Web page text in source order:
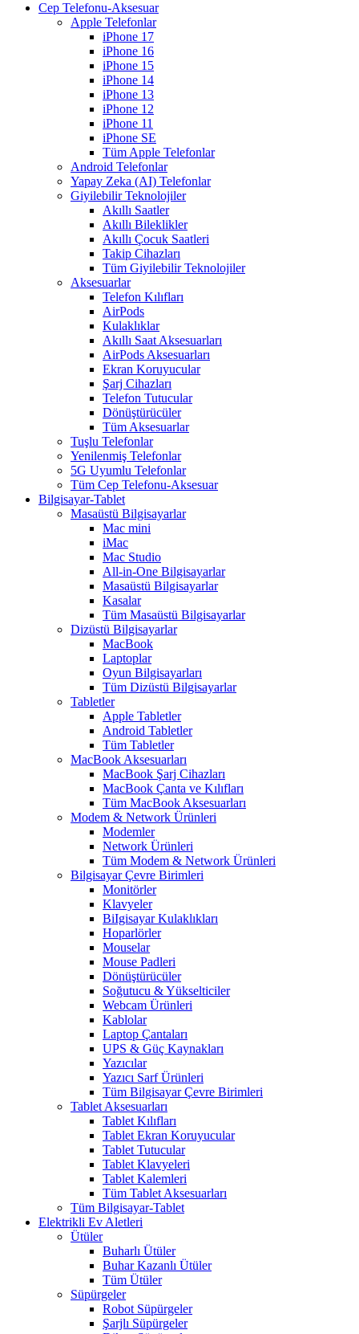
Cep Telefonu-Aksesuar
Apple Telefonlar
iPhone 17
iPhone 16
iPhone 15
iPhone 14
iPhone 13
iPhone 12
iPhone 11
iPhone SE
Tüm Apple Telefonlar
Android Telefonlar
Yapay Zeka (AI) Telefonlar
Giyilebilir Teknolojiler
Akıllı Saatler
Akıllı Bileklikler
Akıllı Çocuk Saatleri
Takip Cihazları
Tüm Giyilebilir Teknolojiler
Aksesuarlar
Telefon Kılıfları
AirPods
Kulaklıklar
Akıllı Saat Aksesuarları
AirPods Aksesuarları
Ekran Koruyucular
Şarj Cihazları
Telefon Tutucular
Dönüştürücüler
Tüm Aksesuarlar
Tuşlu Telefonlar
Yenilenmiş Telefonlar
5G Uyumlu Telefonlar
Tüm Cep Telefonu-Aksesuar
Bilgisayar-Tablet
Masaüstü Bilgisayarlar
Mac mini
iMac
Mac Studio
All-in-One Bilgisayarlar
Masaüstü Bilgisayarlar
Kasalar
Tüm Masaüstü Bilgisayarlar
Dizüstü Bilgisayarlar
MacBook
Laptoplar
Oyun Bilgisayarları
Tüm Dizüstü Bilgisayarlar
Tabletler
Apple Tabletler
Android Tabletler
Tüm Tabletler
MacBook Aksesuarları
MacBook Şarj Cihazları
MacBook Çanta ve Kılıfları
Tüm MacBook Aksesuarları
Modem & Network Ürünleri
Modemler
Network Ürünleri
Tüm Modem & Network Ürünleri
Bilgisayar Çevre Birimleri
Monitörler
Klavyeler
BiIgisayar Kulaklıkları
Hoparlörler
Mouselar
Mouse Padleri
Dönüştürücüler
Soğutucu & Yükselticiler
Webcam Ürünleri
Kablolar
Laptop Çantaları
UPS & Güç Kaynakları
Yazıcılar
Yazıcı Sarf Ürünleri
Tüm Bilgisayar Çevre Birimleri
Tablet Aksesuarları
Tablet Kılıfları
Tablet Ekran Koruyucular
Tablet Tutucular
Tablet Klavyeleri
Tablet Kalemleri
Tüm Tablet Aksesuarları
Tüm Bilgisayar-Tablet
Elektrikli Ev Aletleri
Ütüler
Buharlı Ütüler
Buhar Kazanlı Ütüler
Tüm Ütüler
Süpürgeler
Robot Süpürgeler
Şarjlı Süpürgeler